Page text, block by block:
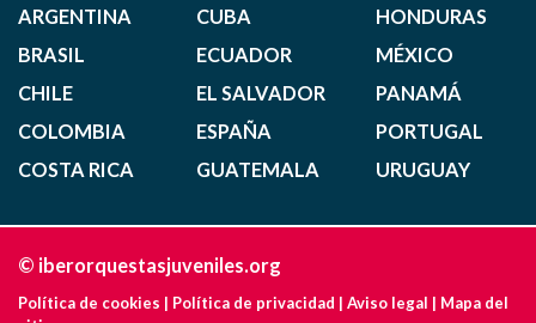
ARGENTINA
BRASIL
CHILE
COLOMBIA
COSTA RICA
CUBA
ECUADOR
EL SALVADOR
ESPAÑA
GUATEMALA
HONDURAS
MÉXICO
PANAMÁ
PORTUGAL
URUGUAY
© iberorquestasjuveniles.org
Política de cookies | Política de privacidad | Aviso legal | Mapa del